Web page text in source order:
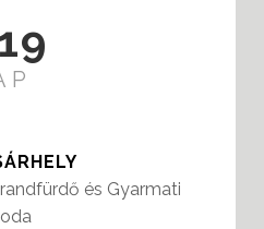
19
és Gyarmati